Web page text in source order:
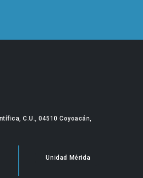
C.U., 04510 Coyoacán,
Unidad Mérida